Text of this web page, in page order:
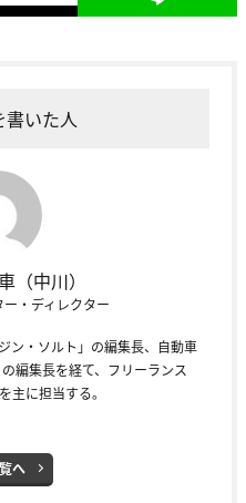
書いた人
（中川）
・ディレクター
ン・ソルト」の編集長、自動車
編集長を経て、フリーランス
主に担当する。
へ